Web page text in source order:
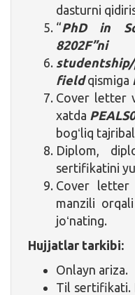
dasturni
“PhD in
8202F”ni
fieldqismiga
Cover letter
xatda
bogʻliq
Diplom,
sertifikatini
Cover letter
manzili
joʻnating.
Hujjatlar tarkibi:
Onlayn ariza.
Til sertifikati.